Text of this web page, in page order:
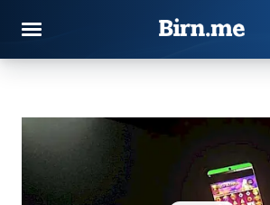
BIRN
Vijesti
Porez se neće plaćati na dobitak do